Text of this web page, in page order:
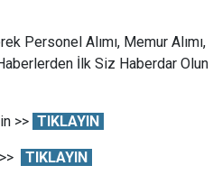
Personel Alımı, Memur Alımı,
İlk Siz Haberdar Olun
>> TIKLAYIN
TIKLAYIN